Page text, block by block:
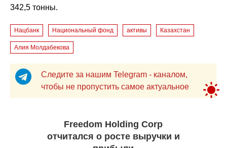
342,5 тонны.
Нацбанк Национальный фонд активы Казахстан
Алия Молдабекова
Следите за нашим Telegram - каналом,
чтобы не пропустить самое актуальное
Freedom Holding Corp
отчитался о росте выручки и